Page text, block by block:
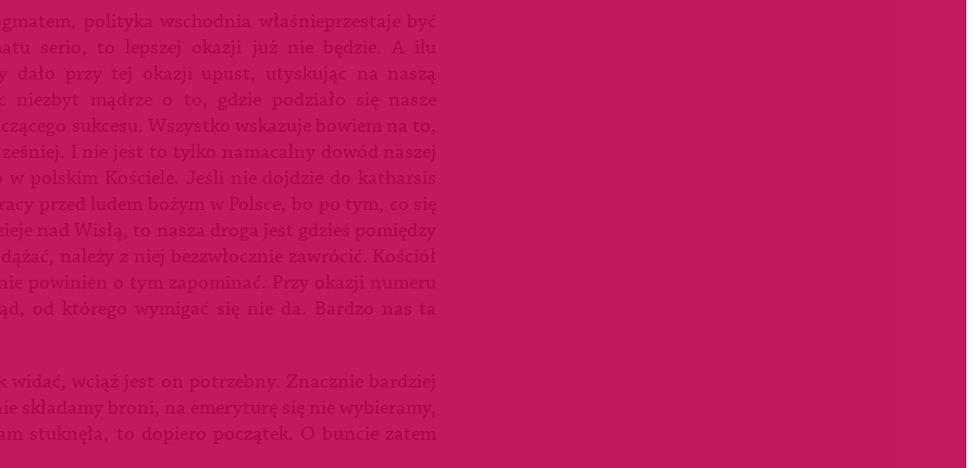
polityka wschodnia właśnieprzestaje być
serio, to lepszej okazji już nie będzie. A ilu
dało przy tej okazji upust, utyskując na naszą
niezbyt mądrze o to, gdzie podziało się nasze
sukcesu. Wszystko wskazuje bowiem na to,
I nie jest to tylko namacalny dowód naszej
polskim Kościele. Jeśli nie dojdzie do katharsis
przed ludem bożym w Polsce, bo po tym, co się
nad Wisłą, to nasza droga jest gdzieś pomiędzy
należy z niej bezzwłocznie zawrócić. Kościół
powinien o tym zapominać. Przy okazji numeru
od którego wymigać się nie da. Bardzo nas ta
wciąż jest on potrzebny. Znacznie bardziej
składamy broni, na emeryturę się nie wybieramy,
stuknęła, to dopiero początek. O buncie zatem